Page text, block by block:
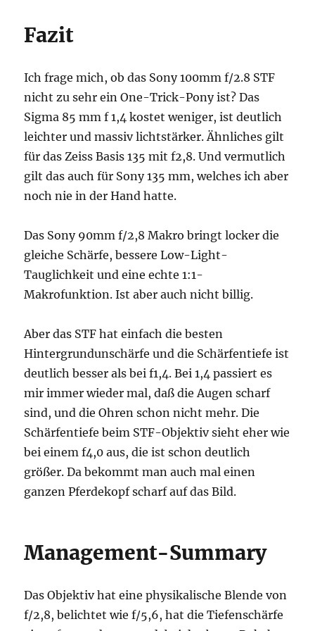
Fazit
Ich frage mich, ob das Sony 100mm f/2.8 STF
nicht zu sehr ein One-Trick-Pony ist? Das
Sigma 85 mm f 1,4 kostet weniger, ist deutlich
leichter und massiv lichtstärker. Ähnliches gilt
für das Zeiss Basis 135 mit f2,8. Und vermutlich
gilt das auch für Sony 135 mm, welches ich aber
noch nie in der Hand hatte.
Das Sony 90mm f/2,8 Makro bringt locker die
gleiche Schärfe, bessere Low-Light-
Tauglichkeit und eine echte 1:1-
Makrofunktion. Ist aber auch nicht billig.
Aber das STF hat einfach die besten
Hintergrundunschärfe und die Schärfentiefe ist
deutlich besser als bei f1,4. Bei 1,4 passiert es
mir immer wieder mal, daß die Augen scharf
sind, und die Ohren schon nicht mehr. Die
Schärfentiefe beim STF-Objektiv sieht eher wie
bei einem f4,0 aus, die ist schon deutlich
größer. Da bekommt man auch mal einen
ganzen Pferdekopf scharf auf das Bild.
Management-Summary
Das Objektiv hat eine physikalische Blende von
f/2,8, belichtet wie f/5,6, hat die Tiefenschärfe